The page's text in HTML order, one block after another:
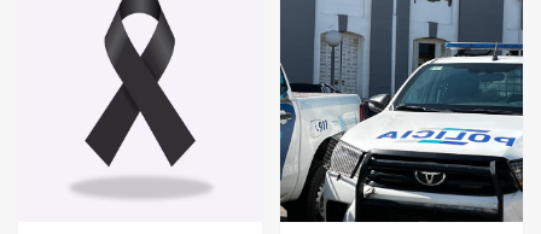
Accidente en Ruta 5: falleció un
joven de Trenque Lauquen
Los precios de los combustibles en
La Pampa, desde YPF hasta Axion
entre 857 a 1338 pesos